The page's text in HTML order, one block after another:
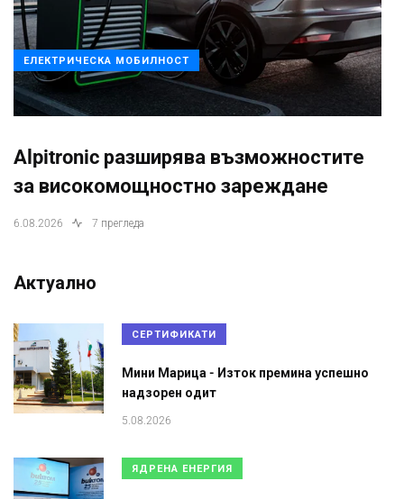
ЕЛЕКТРИЧЕСКА МОБИЛНОСТ
Alpitronic разширява възможностите
за високомощностно зареждане
6.08.2026 7 прегледа
Актуално
СЕРТИФИКАТИ
Мини Марица - Изток премина успешно
надзорен одит
5.08.2026
ЯДРЕНА ЕНЕРГИЯ